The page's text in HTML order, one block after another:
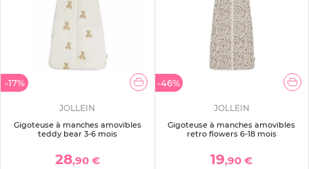
-17%
JOLLEIN
Gigoteuse à manches amovibles
teddy bear 3-6 mois
28,90 €
-46%
JOLLEIN
Gigoteuse à manches amovibles
retro flowers 6-18 mois
19,90 €